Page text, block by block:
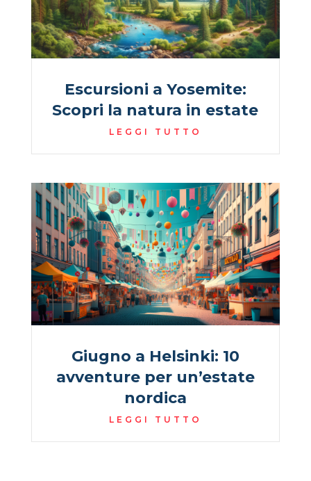
Escursioni a Yosemite:
Scopri la natura in estate
LEGGI TUTTO
Giugno a Helsinki: 10
avventure per un’estate
nordica
LEGGI TUTTO